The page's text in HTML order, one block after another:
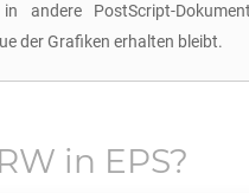
in andere PostScript-
der Grafiken erhalten bleibt.
in EPS?